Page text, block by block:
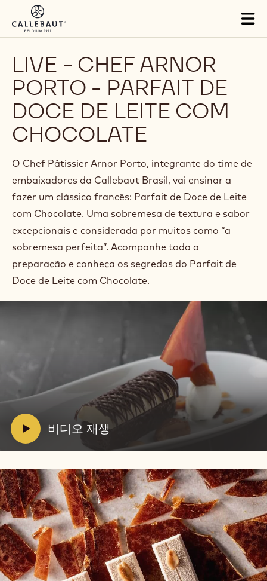
Skip to main content
LIVE - CHEF ARNOR
PORTO - PARFAIT DE
DOCE DE LEITE COM
CHOCOLATE
O Chef Pâtissier Arnor Porto, integrante do time de
embaixadores da Callebaut Brasil, vai ensinar a
fazer um clássico francês: Parfait de Doce de Leite
com Chocolate. Uma sobremesa de textura e sabor
excepcionais e considerada por muitos como “a
sobremesa perfeita”. Acompanhe toda a
preparação e conheça os segredos do Parfait de
Doce de Leite com Chocolate.
V
e
o
:
비디오 재생
오
생:
재
생